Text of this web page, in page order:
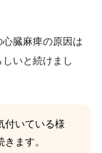
臓麻痺の原因は
いと続けまし
付いている様
ます。